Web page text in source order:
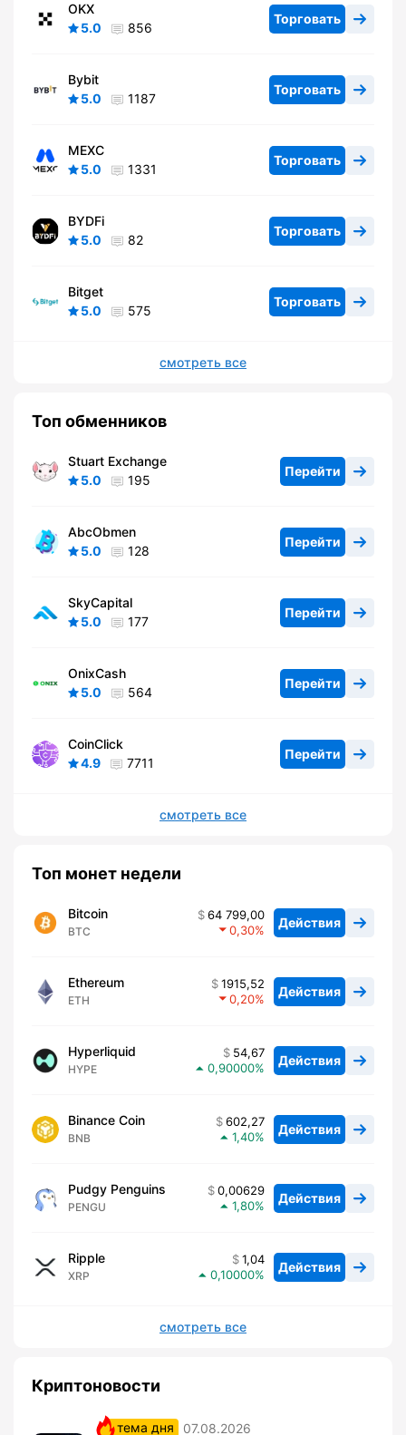
OKX
5.0
856
Торговать
Bybit
5.0
1187
Торговать
MEXC
5.0
1331
Торговать
BYDFi
5.0
82
Торговать
Bitget
5.0
575
Торговать
смотреть все
Топ обменников
Stuart Exchange
5.0
195
Перейти
AbcObmen
5.0
128
Перейти
SkyCapital
5.0
177
Перейти
OnixCash
5.0
564
Перейти
CoinClick
4.9
7711
Перейти
смотреть все
Топ монет недели
Bitcoin
BTC
64 799,00
0,30
Действия
Ethereum
ETH
1915,52
0,20
Действия
Hyperliquid
HYPE
54,67
0,90000
Действия
Binance Coin
BNB
602,27
1,40
Действия
Pudgy Penguins
PENGU
0,00629
1,80
Действия
Ripple
XRP
1,04
0,10000
Действия
смотреть все
Криптоновости
тема дня 07.08.2026